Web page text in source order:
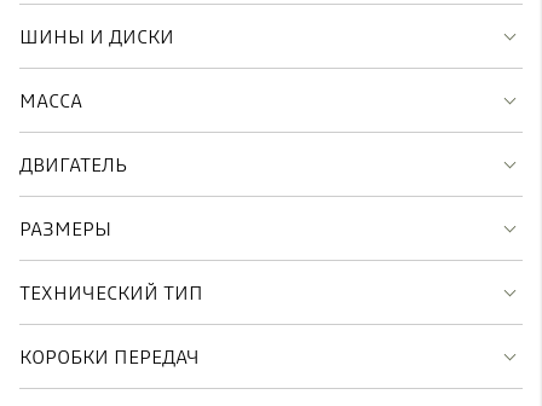
ШИНЫ И ДИСКИ
МАССА
ДВИГАТЕЛЬ
РАЗМЕРЫ
ТЕХНИЧЕСКИЙ ТИП
КОРОБКИ ПЕРЕДАЧ